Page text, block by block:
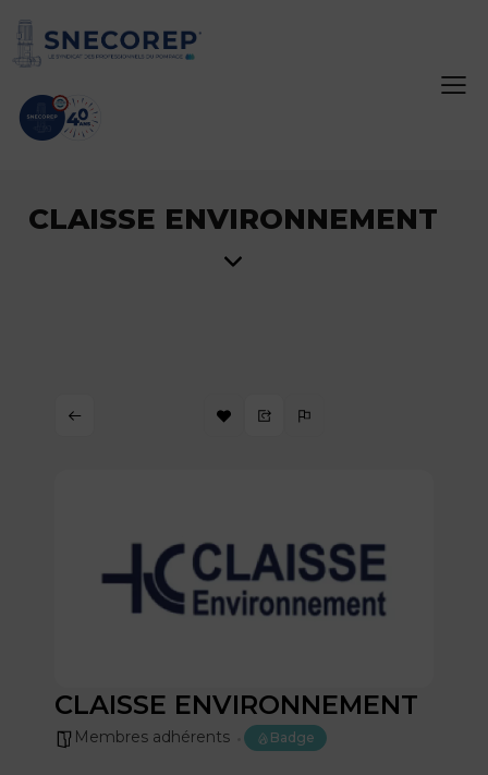
CLAISSE ENVIRONNEMENT
CLAISSE ENVIRONNEMENT
Membres adhérents Badge